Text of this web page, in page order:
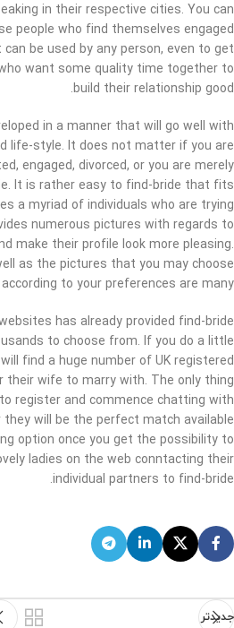
in their respective cities. You can
people who find themselves engaged
be used by any person, even to get
want some quality time together to
build their relationship good.
in a manner that will go well with
life-style. It does not matter if you are
engaged, divorced, or you are merely
It is rather easy to find-bride that fits
a myriad of individuals who are trying
numerous pictures with regards to
make their profile look more pleasing.
as the pictures that you may choose
to your preferences are many.
has already provided find-bride
to choose from. If you do a little
find a huge number of UK registered
their wife to marry with. The only thing
register and commence chatting with
will be the perfect match available
option once you get the possibility to
ladies on the web conntacting their
individual partners to find-bride.
جدیدتر